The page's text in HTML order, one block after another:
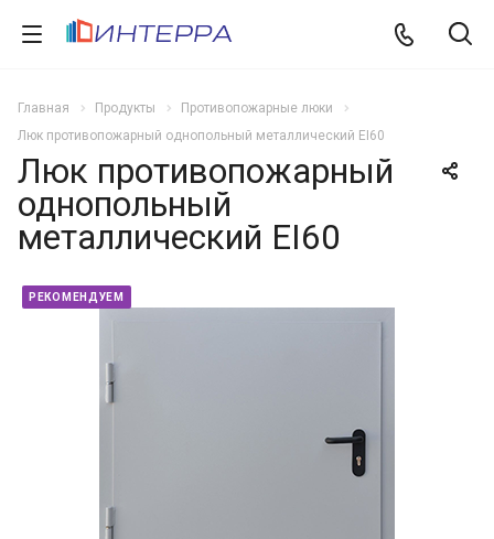
Главная Продукты
Противопожарные люки
Люк противопожарный однопольный металлический EI60
Люк противопожарный
однопольный
металлический EI60
РЕКОМЕНДУЕМ